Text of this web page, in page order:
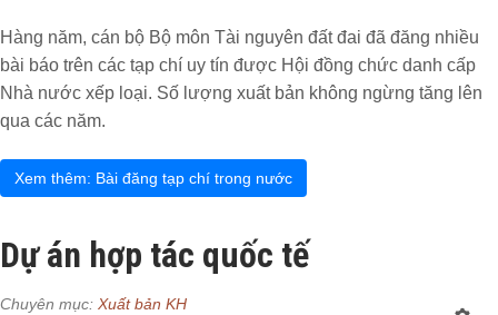
Hàng năm, cán bộ Bộ môn Tài nguyên đất đai đã đăng nhiều
bài báo trên các tạp chí uy tín được Hội đồng chức danh cấp
Nhà nước xếp loại. Số lượng xuất bản không ngừng tăng lên
qua các năm.
Xem thêm: Bài đăng tạp chí trong nước
Dự án hợp tác quốc tế
Chuyên mục: Xuất bản KH